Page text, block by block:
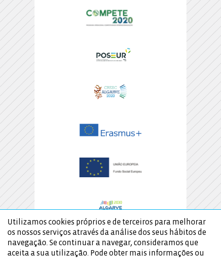
Utilizamos cookies próprios e de terceiros para melhorar
os nossos serviços através da análise dos seus hábitos de
navegação. Se continuar a navegar, consideramos que
aceita a sua utilização. Pode obter mais informações ou